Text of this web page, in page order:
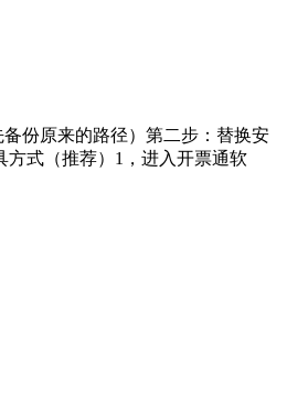
份原来的路径）第二步：替换安
方式（推荐）1，进入开票通软